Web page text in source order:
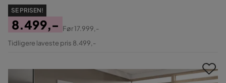
SE PRISEN!
Pris
8.499,-
Original
Før17.999,-
Tidligere laveste pris 8.499,-